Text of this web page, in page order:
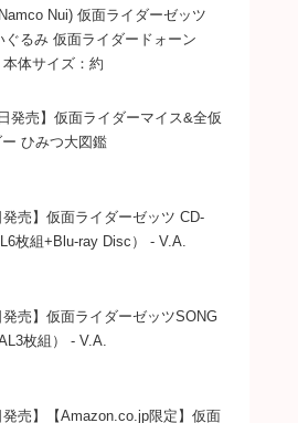
Nui) 仮面ライダーゼッツ
ぐるみ 仮面ライダードォーン
本体サイズ：約
日発売】仮面ライダーマイス&全仮
ひみつ大図鑑
発売】仮面ライダーゼッツ CD-
枚組+Blu-ray Disc） - V.A.
発売】仮面ライダーゼッツSONG
枚組） - V.A.
発売】【Amazon.co.jp限定】仮面